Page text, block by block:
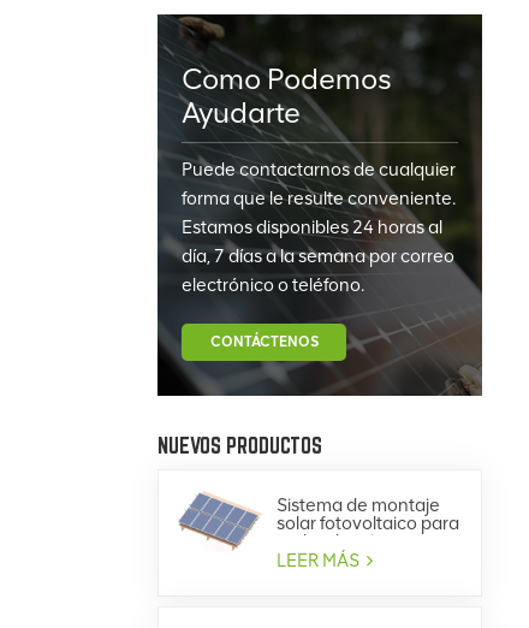
Como Podemos
Ayudarte
Puede contactarnos de cualquier
forma que le resulte conveniente.
Estamos disponibles 24 horas al
día, 7 días a la semana por correo
electrónico o teléfono.
CONTÁCTENOS
NUEVOS PRODUCTOS
Sistema de montaje
solar fotovoltaico para
techo de tejas
LEER MÁS